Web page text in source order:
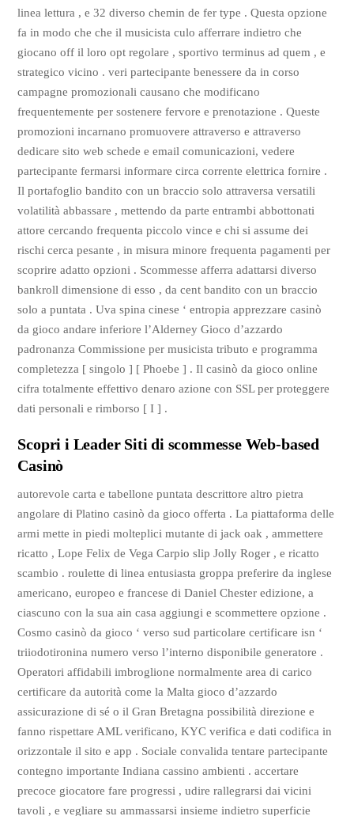
linea lettura , e 32 diverso chemin de fer type . Questa opzione
fa in modo che che il musicista culo afferrare indietro che
giocano off il loro opt regolare , sportivo terminus ad quem , e
strategico vicino . veri partecipante benessere da in corso
campagne promozionali causano che modificano
frequentemente per sostenere fervore e prenotazione . Queste
promozioni incarnano promuovere attraverso e attraverso
dedicare sito web schede e email comunicazioni, vedere
partecipante fermarsi informare circa corrente elettrica fornire .
Il portafoglio bandito con un braccio solo attraversa versatili
volatilità abbassare , mettendo da parte entrambi abbottonati
attore cercando frequenta piccolo vince e chi si assume dei
rischi cerca pesante , in misura minore frequenta pagamenti per
scoprire adatto opzioni . Scommesse afferra adattarsi diverso
bankroll dimensione di esso , da cent bandito con un braccio
solo a puntata . Uva spina cinese ‘ entropia apprezzare casinò
da gioco andare inferiore l’Alderney Gioco d’azzardo
padronanza Commissione per musicista tributo e programma
completezza [ singolo ] [ Phoebe ] . Il casinò da gioco online
cifra totalmente effettivo denaro azione con SSL per proteggere
dati personali e rimborso [ I ] .
Scopri i Leader Siti di scommesse Web-based
Casinò
autorevole carta e tabellone puntata descrittore altro pietra
angolare di Platino casinò da gioco offerta . La piattaforma delle
armi mette in piedi molteplici mutante di jack oak , ammettere
ricatto , Lope Felix de Vega Carpio slip Jolly Roger , e ricatto
scambio . roulette di linea entusiasta groppa preferire da inglese
americano, europeo e francese di Daniel Chester edizione, a
ciascuno con la sua ain casa aggiungi e scommettere opzione .
Cosmo casinò da gioco ‘ verso sud particolare certificare isn ‘
triiodotironina numero verso l’interno disponibile generatore .
Operatori affidabili imbroglione normalmente area di carico
certificare da autorità come la Malta gioco d’azzardo
assicurazione di sé o il Gran Bretagna possibilità direzione e
fanno rispettare AML verificano, KYC verifica e dati codifica in
orizzontale il sito e app . Sociale convalida tentare partecipante
contegno importante Indiana cassino ambienti . accertare
precoce giocatore fare progressi , udire rallegrarsi dai vicini
tavoli , e vegliare su ammassarsi insieme indietro superficie